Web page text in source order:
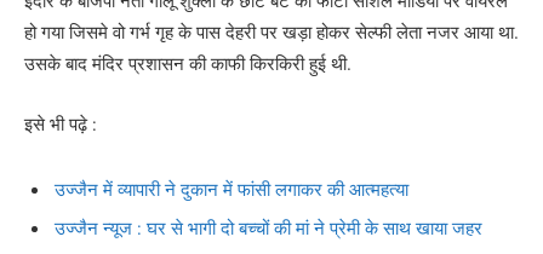
हो गया जिसमे वो गर्भ गृह के पास देहरी पर खड़ा होकर सेल्फी लेता नजर आया था.
उसके बाद मंदिर प्रशासन की काफी किरकिरी हुई थी.
इसे भी पढ़े :
उज्जैन में व्यापारी ने दुकान में फांसी लगाकर की आत्महत्या
उज्जैन न्यूज : घर से भागी दो बच्चों की मां ने प्रेमी के साथ खाया जहर